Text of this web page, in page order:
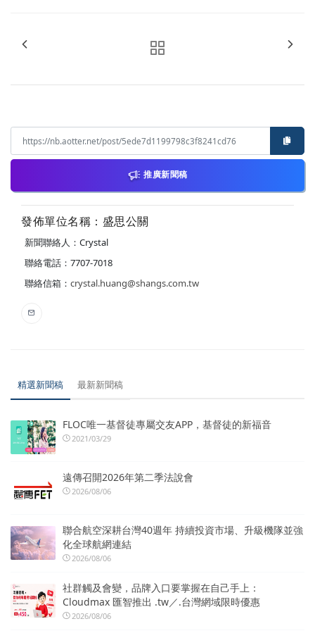
推廣新聞稿
發佈單位名稱：盛思公關
新聞聯絡人：Crystal
聯絡電話：7707-7018
聯絡信箱： crystal.huang@shangs.com.tw
精選新聞稿 最新新聞稿
FLOC唯一基督徒專屬交友APP，基督徒的新福音
2021/03/29
遠傳召開2026年第二季法說會
2026/08/06
聯合航空深耕台灣40週年 持續投資市場、升級機隊並強
化全球航網連結
2026/08/06
社群觸及會變，品牌入口要掌握在自己手上：
Cloudmax 匯智推出 .tw／.台灣網域限時優惠
2026/08/06